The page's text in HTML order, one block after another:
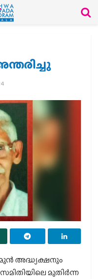
മുൻ അദ്ധ്യക്ഷനും
മുതിർന്ന